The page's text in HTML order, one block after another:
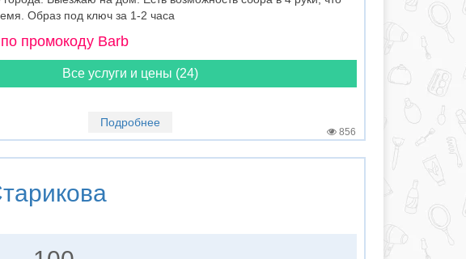
Образ под ключ за 1-2 часа
промокоду Barb
Все услуги и цены (24)
Подробнее
856